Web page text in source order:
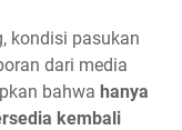
kondisi pasukan
dari media
bahwa hanya
kembali